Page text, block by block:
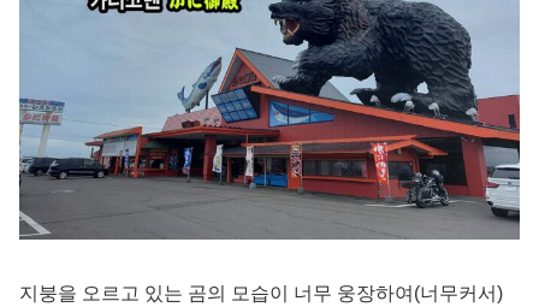
지붕을 오르고 있는 곰의 모습이 너무 웅장하여(너무커서)